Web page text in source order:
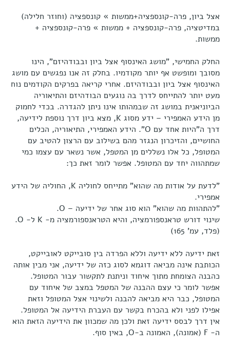
אצל ביון, פרה-קונספציה+ממשות » קונספציה (וחוזר חלילה)
במדיטציה, פרה-קונספציה + ממשות » פרה-קונספציה +
ממשות.
החלק החמישי, "מושג האינסוף אצל ביון ובבודהיזם", הינו
מסובך ומופשט אף יותר מקודמיו. בחלק זה אנו נפגשים עם מושג
האינסוף אצל ביון ובבודהיזם. אחרי קריאה בפרקים הקודמים נוח
מעט יותר להתייחס לדרך בה נוגעים הבודהיזם והתיאוריה
הביוניאנית במושג זה שבמהותו אינו ניתן להגדרה. בכדי לחמוק
מן הידע האמפירי – ידע מסוג K, מצא ביון דרך נוספת לידיעה,
דרך ה"היות אחד עם O". הידע האמפירי, התיאוריה, הכלים
החושיים, והזיכרון הנגזר מהם בשילוב עם הרצון להטיב עם
המטופל, כל אלו נשללים מן המטפל, אשר נשאר עם עצמו כמי
שמתהווה יחד עם המטופל. אפשר לומר זאת כך:
"לדעת על אודות מה שהוא" מתייחס לחוליה K, החוליה של הידע
אמפירי.
"להתהוות מה שהוא" הוא סוג אחר של ידיעה – O.
שינוי דורש טראנספורמציה, והיא הטראנספורמציה מ- K ל- O.
(פלד, עמ' 165)
זאת ידיעה ללא ידיעה וללא הפרדה בין סובייקט לאובייקט,
הכותבת אינה מביאה דוגמא לסוג כזה של ידיעה, אני מבין אותה
כהבנה הצומחת מתוך איחוד וניתנת לתקשור עבור המטופל.
אפשר לומר כי עצם ההבנה של המטפל במצב של איחוד עם
המטופל, כבר היא מביאה להבנה ולשינוי אצל המטופל וזאת
אפילו לפני ולא בהכרח בקשר עם העברת הידיעה אל המטופל.
אין דרך לבסס ידיעה זאת ולכן מה שמכוון את הידיעה הזאת הוא
ה- F (אמונה), האמונה ב-O, באין סוף.